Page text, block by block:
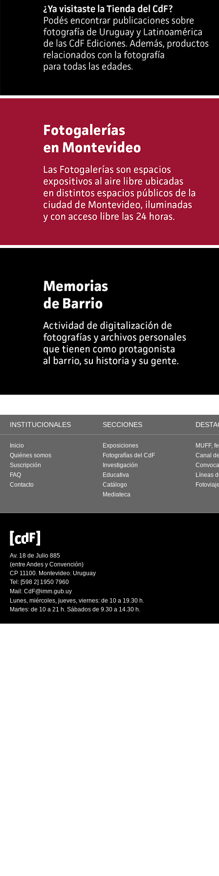
INSTITUCIONALES SECCIONES
Inicio
Quiénes somos
Suscripción
FAQ
Contacto
Exposiciones
Fotografías del CdF
Investigación
Educativa
Catálogo
Mediateca
MUFF,
Canal
Líneas
Av. 18 de Julio 885
(entre Andes y Convención)
CP 11100. Montevideo. Uruguay
Tel: [598 2] 1950 7960
Mail: CdF@imm.gub.uy
Lunes, miércoles, jueves, viernes: de 10 a 19.30 h.
Martes: de 10 a 21 h. Sábados de 9.30 a 14.30 h.